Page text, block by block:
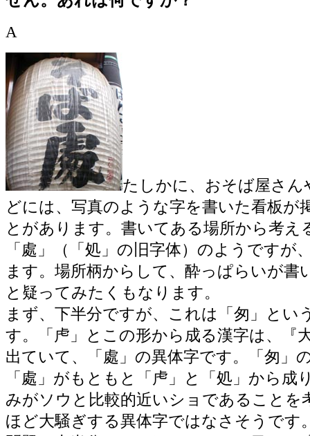
A
たしかに、おそば屋さん
どには、写真のような字を書いた看板が
とがあります。書いてある場所から考え
「處」（「処」の旧字体）のようですが
ます。場所柄からして、酔っぱらいが書
と疑ってみたくもなります。
まず、下半分ですが、これは「匆」とい
す。「虍」とこの形から成る漢字は、『
出ていて、「處」の異体字です。「匆」
「處」がもともと「虍」と「処」から成
みがソウと比較的近いショであることを
ほど大騒ぎする異体字ではなさそうです